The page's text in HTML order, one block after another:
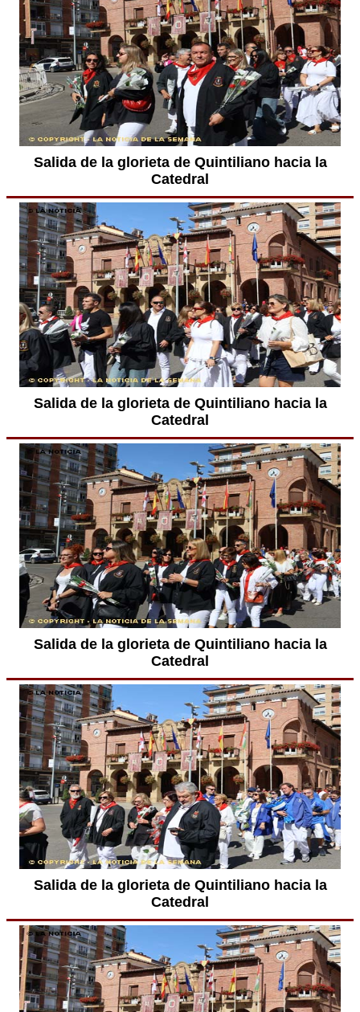
Salida de la glorieta de Quintiliano hacia la
Catedral
Salida de la glorieta de Quintiliano hacia la
Catedral
Salida de la glorieta de Quintiliano hacia la
Catedral
Salida de la glorieta de Quintiliano hacia la
Catedral